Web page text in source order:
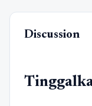
Discussion